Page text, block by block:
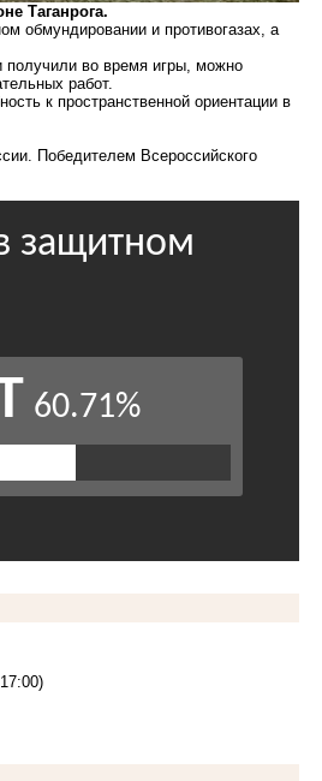
Таганрога.
обмундировании и противогазах, а
получили во время игры, можно
работ.
к пространственной ориентации в
и. Победителем Всероссийского